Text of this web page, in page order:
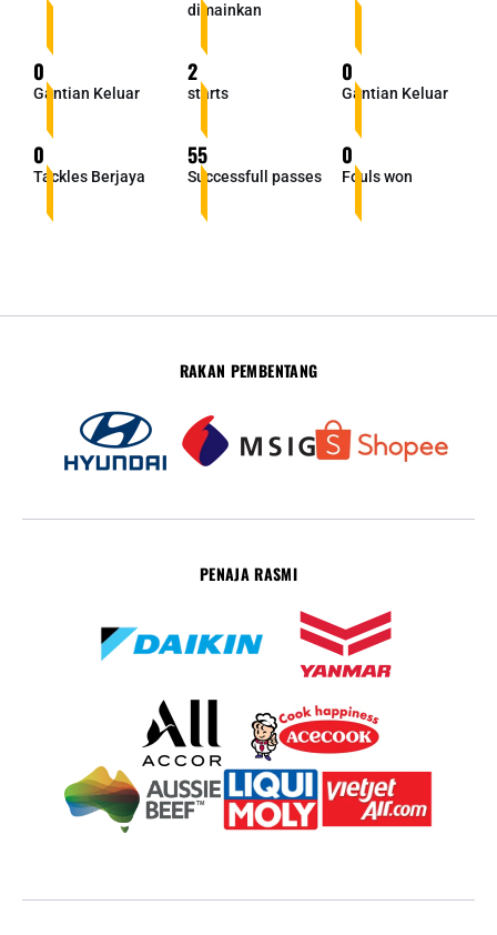
dimainkan
0
Gantian Keluar
2
starts
0
Gantian Keluar
0
Tackles Berjaya
55
Successfull passes
0
Fouls won
RAKAN PEMBENTANG
PENAJA RASMI